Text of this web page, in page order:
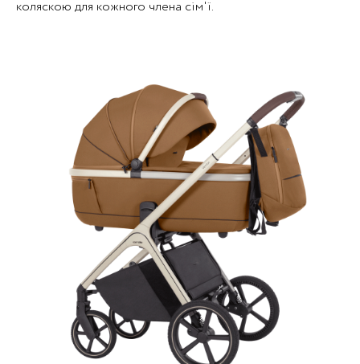
коляскою для кожного члена сім'ї.